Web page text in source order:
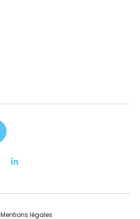
Mentions légales